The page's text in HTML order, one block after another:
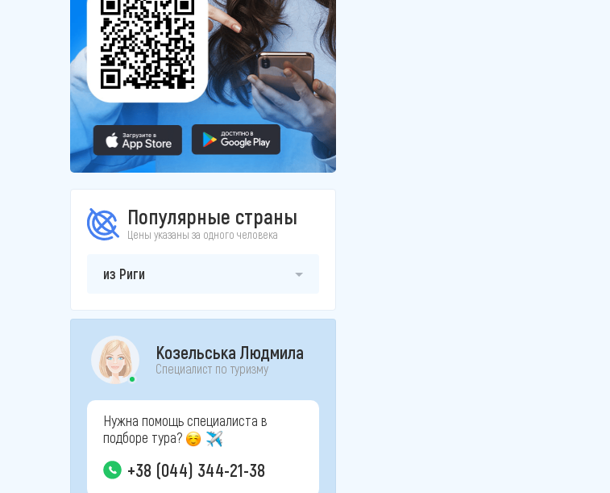
Популярные страны
Цены указаны за одного человека
из Риги
Козельська Людмила
Специалист по туризму
Нужна помощь специалиста в
подборе тура?
+38 (044) 344-21-38